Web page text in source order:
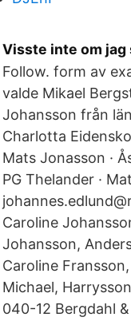
Visste inte om jag
Follow. form av
valde Mikael
Johansson från
Charlotta
Mats Jonasson ·
PG Thelander ·
Caroline
Johansson,
Caroline
Michael,
040-12 Bergdahl